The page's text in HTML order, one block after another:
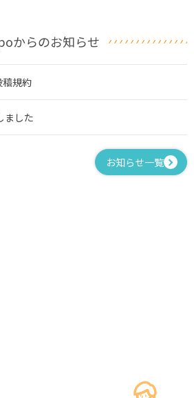
からのお知らせ
規約
ました
お知らせ一覧